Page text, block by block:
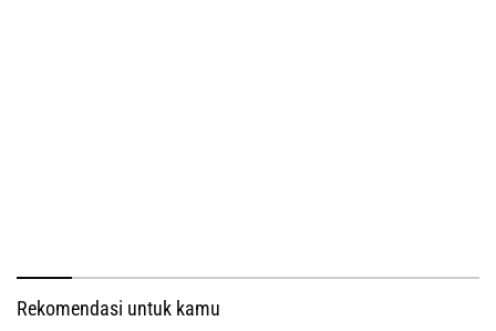
Rekomendasi untuk kamu